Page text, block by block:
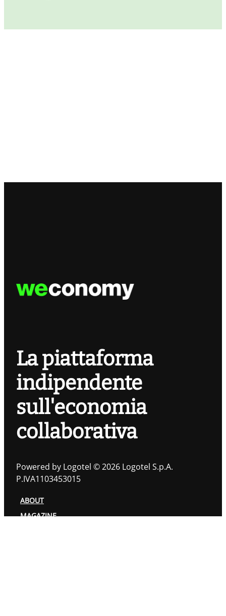
La piattaforma
indipendente
sull'economia
collaborativa
Powered by Logotel © 2026 Logotel S.p.A.
P.IVA1103453015
ABOUT
MAGAZINE